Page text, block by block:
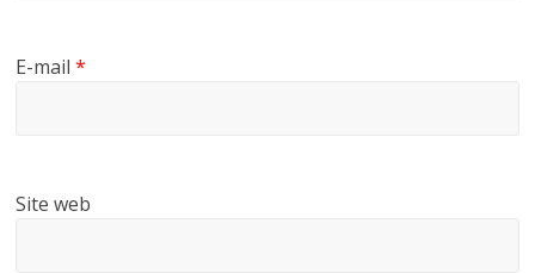
E-mail*
Site web